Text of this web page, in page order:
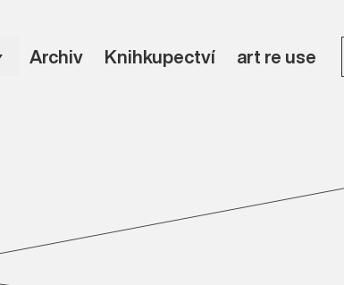
Archiv Knihkupectví art re use